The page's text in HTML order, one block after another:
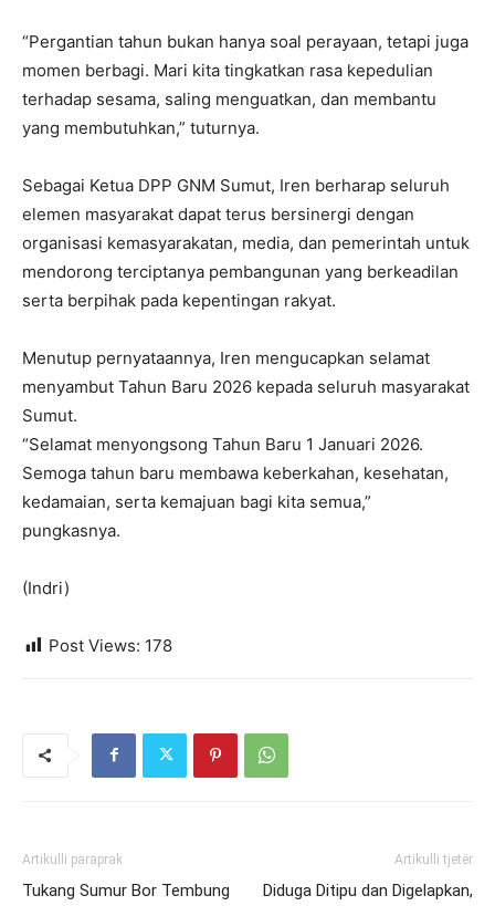
“Pergantian tahun bukan hanya soal perayaan, tetapi juga
momen berbagi. Mari kita tingkatkan rasa kepedulian
terhadap sesama, saling menguatkan, dan membantu
yang membutuhkan,” tuturnya.
Sebagai Ketua DPP GNM Sumut, Iren berharap seluruh
elemen masyarakat dapat terus bersinergi dengan
organisasi kemasyarakatan, media, dan pemerintah untuk
mendorong terciptanya pembangunan yang berkeadilan
serta berpihak pada kepentingan rakyat.
Menutup pernyataannya, Iren mengucapkan selamat
menyambut Tahun Baru 2026 kepada seluruh masyarakat
Sumut.
“Selamat menyongsong Tahun Baru 1 Januari 2026.
Semoga tahun baru membawa keberkahan, kesehatan,
kedamaian, serta kemajuan bagi kita semua,”
pungkasnya.
(Indri)
Post Views: 178
Artikulli paraprak
Tukang Sumur Bor Tembung
Artikulli tjetër
Diduga Ditipu dan Digelapkan,